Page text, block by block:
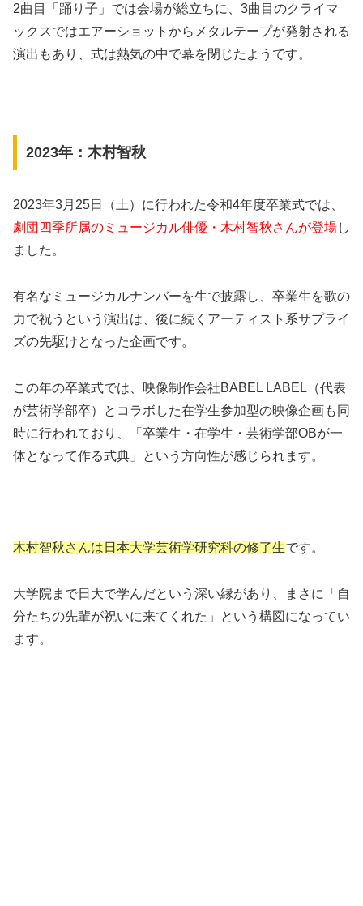
2曲目「踊り子」では会場が総立ちに、3曲目のクライマ
ックスではエアーショットからメタルテープが発射される
演出もあり、式は熱気の中で幕を閉じたようです。
2023年：木村智秋
2023年3月25日（土）に行われた令和4年度卒業式では、
劇団四季所属のミュージカル俳優・木村智秋さんが登場し
ました。
有名なミュージカルナンバーを生で披露し、卒業生を歌の
力で祝うという演出は、後に続くアーティスト系サプライ
ズの先駆けとなった企画です。
この年の卒業式では、映像制作会社BABEL LABEL（代表
が芸術学部卒）とコラボした在学生参加型の映像企画も同
時に行われており、「卒業生・在学生・芸術学部OBが一
体となって作る式典」という方向性が感じられます。
木村智秋さんは日本大学芸術学研究科の修了生です。
大学院まで日大で学んだという深い縁があり、まさに「自
分たちの先輩が祝いに来てくれた」という構図になってい
ます。